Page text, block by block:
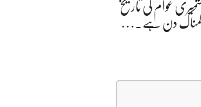
اگست 2019 کشمیری عوام کی تاریخ
المناک دن ہے.…